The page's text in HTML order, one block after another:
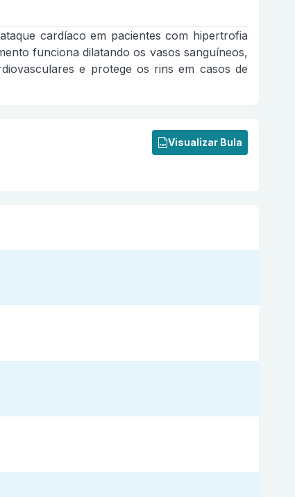
cardíaco em pacientes com hipertrofia
funciona dilatando os vasos sanguíneos,
e protege os rins em casos de
Visualizar Bula